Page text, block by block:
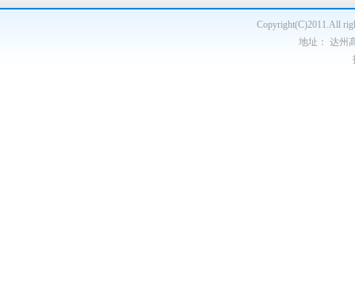
Copyright(C)2011.All
地址： 达州